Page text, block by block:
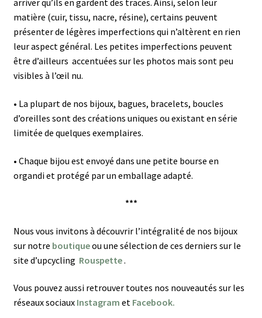
arriver qu’ils en gardent des traces. Ainsi, selon leur
matière (cuir, tissu, nacre, résine), certains peuvent
présenter de légères imperfections qui n’altèrent en rien
leur aspect général. Les petites imperfections peuvent
être d’ailleurs accentuées sur les photos mais sont peu
visibles à l’œil nu.
• La plupart de nos bijoux, bagues, bracelets, boucles
d’oreilles sont des créations uniques ou existant en série
limitée de quelques exemplaires.
• Chaque bijou est envoyé dans une petite bourse en
organdi et protégé par un emballage adapté.
***
Nous vous invitons à découvrir l’intégralité de nos bijoux
sur notre boutiqueou une sélection de ces derniers sur le
site d’upcycling Rouspette.
Vous pouvez aussi retrouver toutes nos nouveautés sur les
réseaux sociaux Instagram et Facebook.